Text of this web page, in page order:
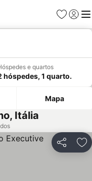
Favoritos
Iniciar
e quartos
hóspedes, 1 quarto.
Mapa
Itália
Partilhar